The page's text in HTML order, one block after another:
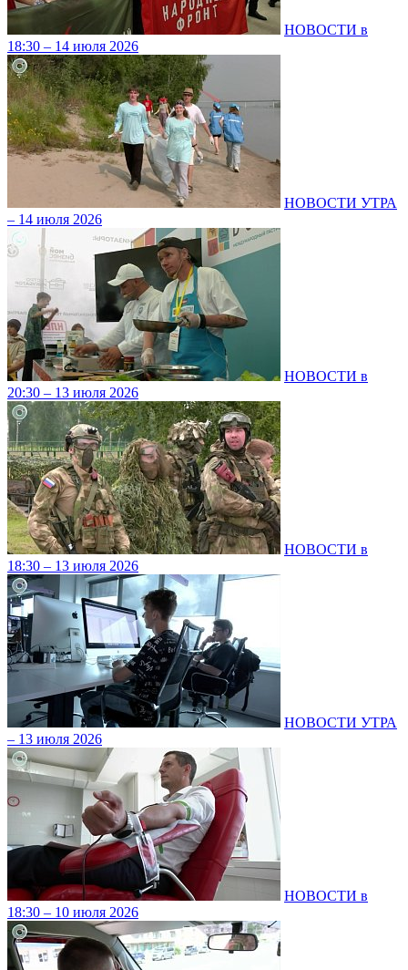
НОВОСТИ в
18:30 – 14 июля 2026
НОВОСТИ УТРА
– 14 июля 2026
НОВОСТИ в
20:30 – 13 июля 2026
НОВОСТИ в
18:30 – 13 июля 2026
НОВОСТИ УТРА
– 13 июля 2026
НОВОСТИ в
18:30 – 10 июля 2026